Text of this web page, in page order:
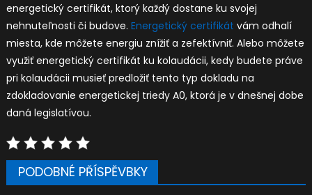
energetický certifikát, ktorý každý dostane ku svojej
nehnuteľnosti či budove. Energetický certifikát vám odhalí
miesta, kde môžete energiu znížiť a zefektívniť. Alebo môžete
využiť energetický certifikát ku kolaudácii, kedy budete práve
pri kolaudácii musieť predložiť tento typ dokladu na
zdokladovanie energetickej triedy A0, ktorá je v dnešnej dobe
daná legislatívou.
PODOBNÉ PŘÍSPĚVBKY